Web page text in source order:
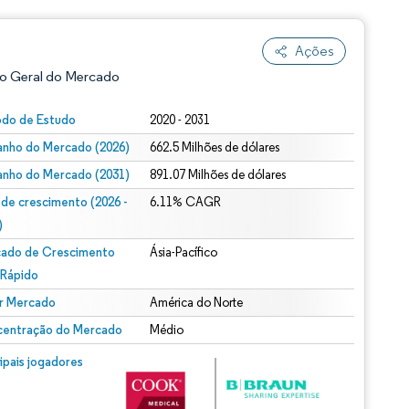
Ações
Geral do Mercado
de Estudo 2020 - 2031
do Mercado (2026) 662.5 Milhões de dólares
do Mercado (2031) 891.07 Milhões de dólares
de crescimento (2026 -
6.11% CAGR
de Crescimento
Ásia-Pacífico
Mercado América do Norte
do Mercado Médio
jogadores
© Mordor Intelligence. O reuso requer atribuição conforme CC BY 4.0.
conforme CC BY 4.0.